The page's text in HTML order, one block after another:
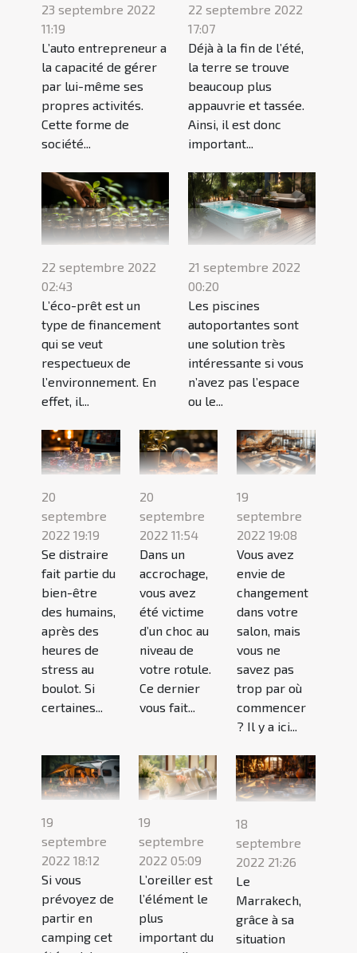
23 septembre 2022
11:19
L’auto entrepreneur a
la capacité de gérer
par lui-même ses
propres activités.
Cette forme de
société...
22 septembre 2022
17:07
Déjà à la fin de l’été,
la terre se trouve
beaucoup plus
appauvrie et tassée.
Ainsi, il est donc
important...
22 septembre 2022
02:43
L’éco-prêt est un
type de financement
qui se veut
respectueux de
l’environnement. En
effet, il...
21 septembre 2022
00:20
Les piscines
autoportantes sont
une solution très
intéressante si vous
n’avez pas l’espace
ou le...
20
septembre
2022 19:19
Se distraire
fait partie du
bien-être
des humains,
après des
heures de
stress au
boulot. Si
certaines...
20
septembre
2022 11:54
Dans un
accrochage,
vous avez
été victime
d’un choc au
niveau de
votre rotule.
Ce dernier
vous fait...
19
septembre
2022 19:08
Vous avez
envie de
changement
dans votre
salon, mais
vous ne
savez pas
trop par où
commencer
? Il y a ici...
19
septembre
2022 18:12
Si vous
prévoyez de
partir en
camping cet
19
septembre
2022 05:09
L’oreiller est
l’élément le
plus
important du
18
septembre
2022 21:26
Le
Marrakech,
grâce à sa
situation